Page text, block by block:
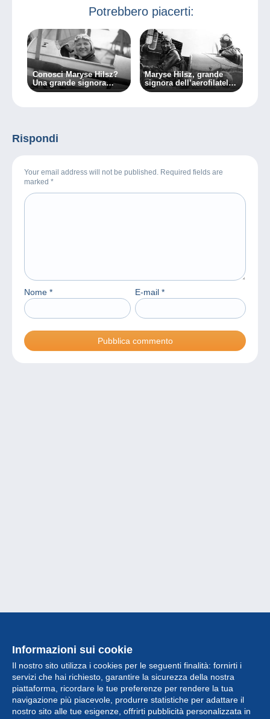
Potrebbero piacerti:
Conosci Maryse Hilsz?
Una grande signora
dell’aerofilatelia (1a
Maryse Hilsz, grande
signora dell’aerofilatelia
(terza e ultima parte)
Rispondi
Your email address will not be published. Required fields are
marked *
Nome * E-mail *
Informazioni sui cookie
Il nostro sito utilizza i cookies per le seguenti finalità: fornirti i
servizi che hai richiesto, garantire la sicurezza della nostra
piattaforma, ricordare le tue preferenze per rendere la tua
navigazione più piacevole, produrre statistiche per adattare il
nostro sito alle tue esigenze, offrirti pubblicità personalizzata in